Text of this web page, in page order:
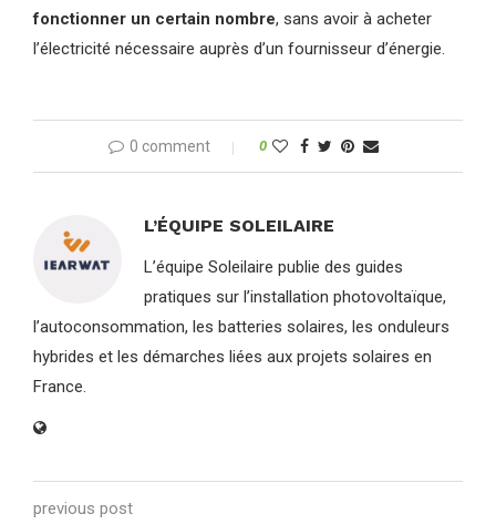
fonctionner un certain nombre, sans avoir à acheter
l’électricité nécessaire auprès d’un fournisseur d’énergie.
0 comment 0
L’ÉQUIPE SOLEILAIRE
L’équipe Soleilaire publie des guides
pratiques sur l’installation photovoltaïque,
l’autoconsommation, les batteries solaires, les onduleurs
hybrides et les démarches liées aux projets solaires en
France.
previous post